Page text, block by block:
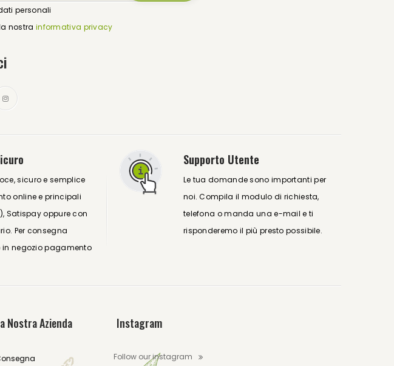
personali
nostra informativa privacy
sicuro e semplice
online e principali
Satispay oppure con
Per consegna
in negozio pagamento
Supporto Utente
Le tua domande sono importanti per
noi. Compila il modulo di richiesta,
telefona o manda una e-mail e ti
risponderemo il più presto possibile.
Nostra Azienda Instagram
Follow our instagram